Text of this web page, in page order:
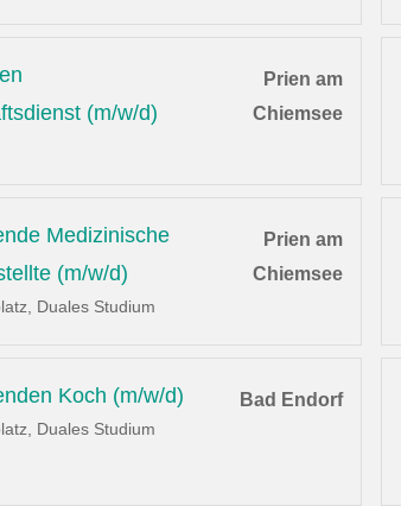
(m/w/d)
Prien am
Chiemsee
Medizinische
(m/w/d)
Duales Studium
Prien am
Chiemsee
Koch (m/w/d)
Duales Studium
Bad Endorf